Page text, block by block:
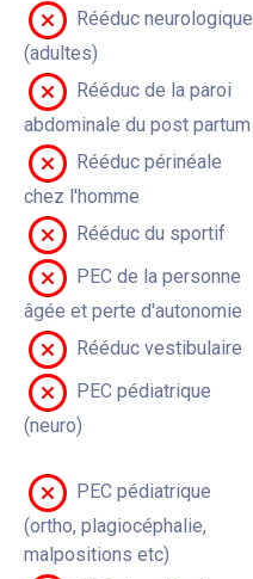
Rééduc neurologique
(adultes)
Rééduc de la paroi
abdominale du post partum
Rééduc périnéale
chez l'homme
Rééduc du sportif
PEC de la personne
âgée et perte d'autonomie
Rééduc vestibulaire
PEC pédiatrique
(neuro)
PEC pédiatrique
(ortho, plagiocéphalie,
malpositions etc)